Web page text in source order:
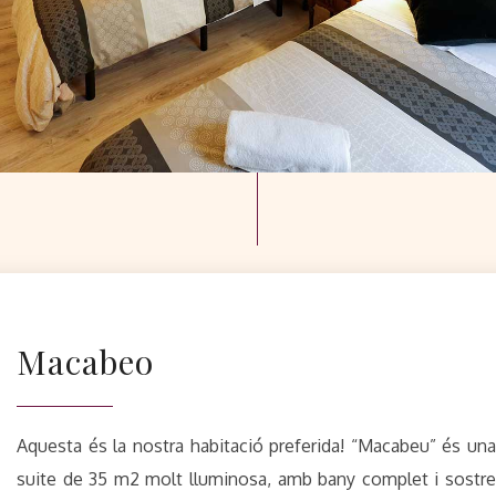
Macabeo
Aquesta és la nostra habitació preferida! “Macabeu” és una
suite de 35 m2 molt lluminosa, amb bany complet i sostre